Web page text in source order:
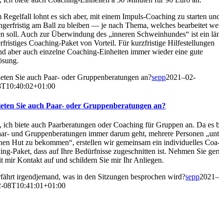
Regel­fall lohnt es sich aber, mit einem Impuls-Coa­ching zu star­ten
am Ball zu blei­ben — je nach The­ma, wel­ches bear­bei­tet
soll. Auch zur Über­win­dung des „inne­ren Schwein­hun­des“ ist ein
Coa­ching-Paket von Vor­teil. Für kurz­fris­ti­ge Hil­fe­stel­lun­gen
aber auch ein­zel­ne Coa­ching-Ein­hei­­ten immer wie­der eine gute
Sie auch Paar- oder Grup­pen­be­ra­tun­gen an?sepp2021–02-
Sie auch Paar- oder Grup­pen­be­ra­tun­gen an?
ich bie­te auch Paar­be­ra­tun­gen oder Coa­ching für Grup­pen an. Da es
und Grup­pen­be­ra­tun­gen immer dar­um geht, meh­re­re Per­so­nen
Hut zu bekom­men“, erstel­len wir gemein­sam ein indi­vi­du­el­les
Paket, dass auf Ihre Bedürf­nis­se zuge­schnit­ten ist. Neh­men Sie
mir Kon­takt auf und schil­dern Sie mir Ihr Anlie­gen.
irgend­je­mand, was in den Sit­zun­gen bespro­chen wird?sepp2021–
08T10:41:01+01:00